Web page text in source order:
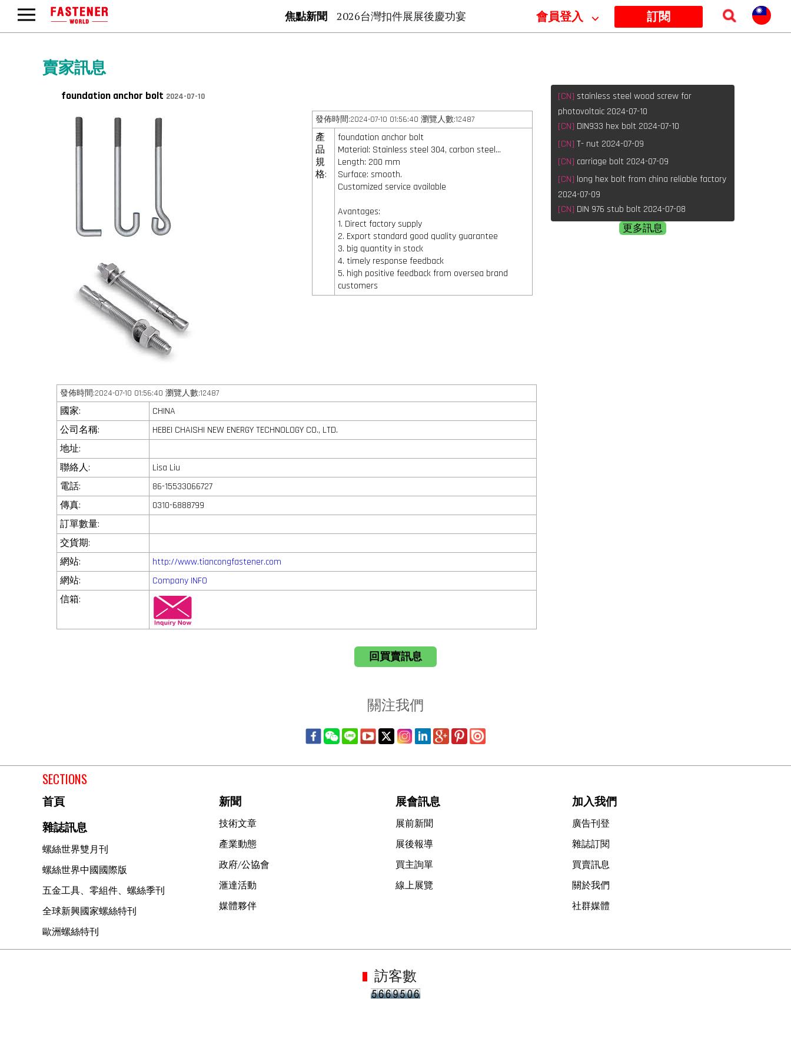
焦點新聞 2026台灣扣件展展後慶功宴 會員登入 ⌵ 訂閱
賣家訊息
foundation anchor bolt 2024-07-10
發佈時間:2024-07-10 01:56:40 瀏覽人數:12487
產
品
規
格:
foundation anchor bolt
Material: Stainless steel 304, carbon steel...
Length: 200 mm
Surface: smooth.
Customized service available
Avantages:
1. Direct factory supply
2. Export standard good quality guarantee
3. big quantity in stock
4. timely response feedback
5. high positive feedback from oversea brand
customers
發佈時間:2024-07-10 01:56:40 瀏覽人數:12487
國家:
CHINA
公司名稱:
HEBEI CHAISHI NEW ENERGY TECHNOLOGY CO., LTD.
地址:
聯絡人:
Lisa Liu
電話:
86-15533066727
傳真:
0310-6888799
訂單數量:
交貨期:
網站:
http://www.tiancongfastener.com
網站:
Company INFO
信箱:
[CN] stainless steel wood screw for
photovoltaic 2024-07-10
[CN] DIN933 hex bolt 2024-07-10
[CN] T- nut 2024-07-09
[CN] carriage bolt 2024-07-09
[CN] long hex bolt from china reliable factory
2024-07-09
[CN] DIN 976 stub bolt 2024-07-08
更多訊息
回買賣訊息
關注我們
SECTIONS
首頁
雜誌訊息
螺絲世界雙月刊
螺絲世界中國國際版
五金工具、零組件、螺絲季刊
全球新興國家螺絲特刊
歐洲螺絲特刊
新聞
技術文章
產業動態
政府/公協會
滙達活動
媒體夥伴
展會訊息
展前新聞
展後報導
買主詢單
線上展覽
加入我們
廣告刊登
雜誌訂閱
買賣訊息
關於我們
社群媒體
訪客數